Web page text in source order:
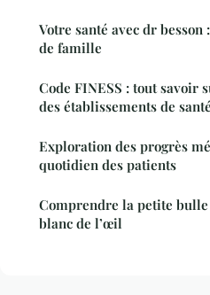
Votre santé avec dr
de famille
Code FINESS : tout savoir
des établissements de santé
Exploration des progrès
quotidien des patients
Comprendre la petite
blanc de l’œil